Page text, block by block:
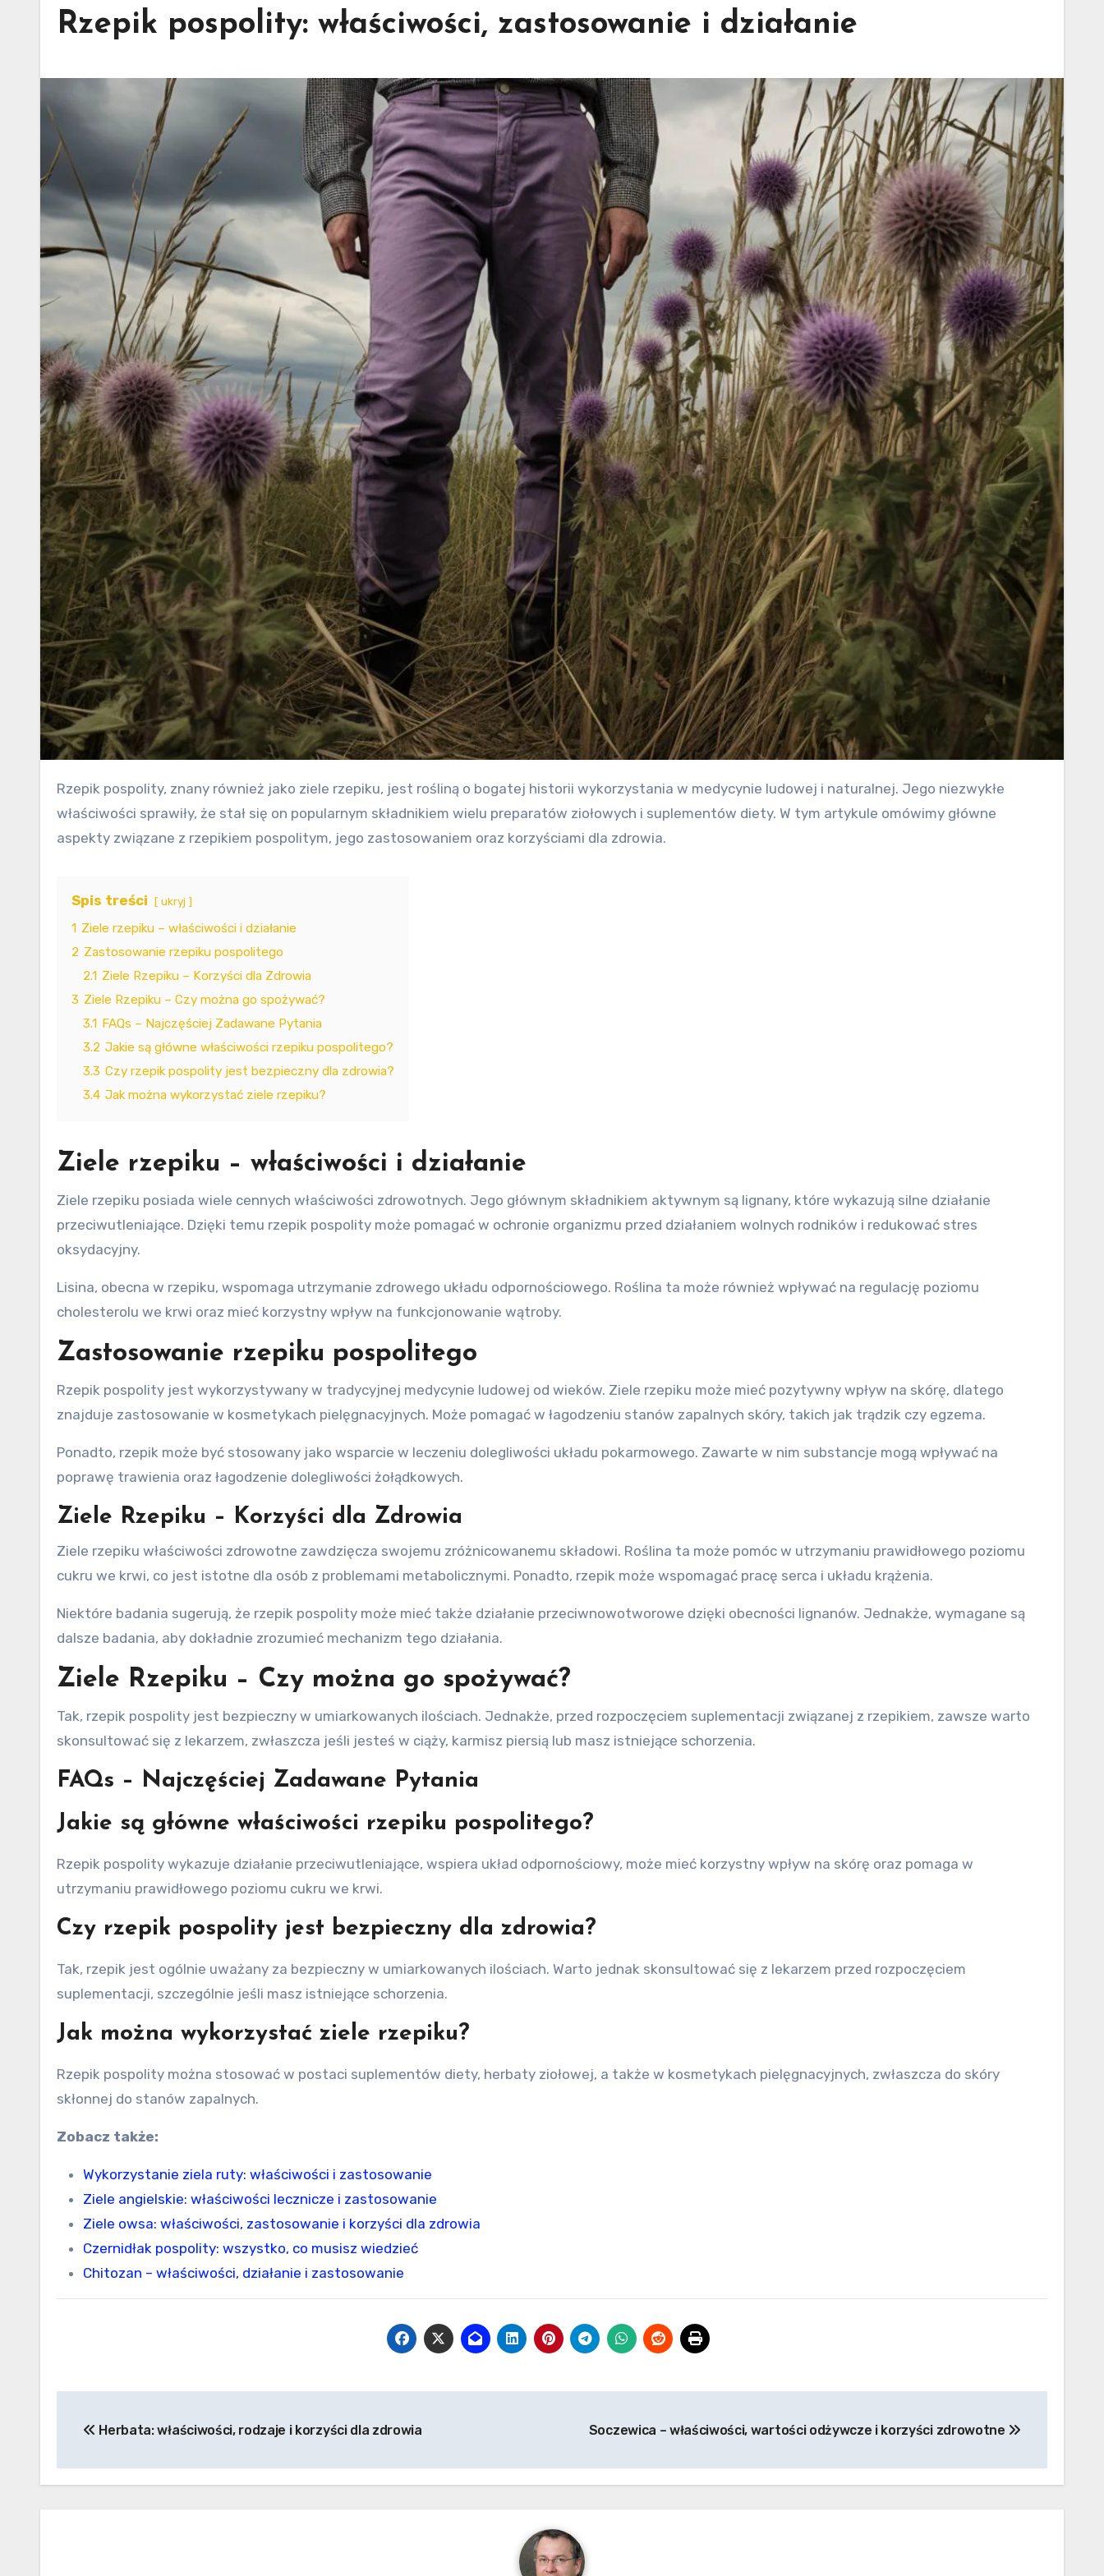
Rzepik pospolity: właściwości, zastosowanie i działanie
Rzepik pospolity, znany również jako ziele rzepiku, jest rośliną o bogatej historii wykorzystania w medycynie ludowej i naturalnej. Jego niezwykłe
właściwości sprawiły, że stał się on popularnym składnikiem wielu preparatów ziołowych i suplementów diety. W tym artykule omówimy główne
aspekty związane z rzepikiem pospolitym, jego zastosowaniem oraz korzyściami dla zdrowia.
Spis treści ukryj
1 Ziele rzepiku – właściwości i działanie
2 Zastosowanie rzepiku pospolitego
2.1 Ziele Rzepiku – Korzyści dla Zdrowia
3 Ziele Rzepiku – Czy można go spożywać?
3.1 FAQs – Najczęściej Zadawane Pytania
3.2 Jakie są główne właściwości rzepiku pospolitego?
3.3 Czy rzepik pospolity jest bezpieczny dla zdrowia?
3.4 Jak można wykorzystać ziele rzepiku?
Ziele rzepiku – właściwości i działanie
Ziele rzepiku posiada wiele cennych właściwości zdrowotnych. Jego głównym składnikiem aktywnym są lignany, które wykazują silne działanie
przeciwutleniające. Dzięki temu rzepik pospolity może pomagać w ochronie organizmu przed działaniem wolnych rodników i redukować stres
oksydacyjny.
Lisina, obecna w rzepiku, wspomaga utrzymanie zdrowego układu odpornościowego. Roślina ta może również wpływać na regulację poziomu
cholesterolu we krwi oraz mieć korzystny wpływ na funkcjonowanie wątroby.
Zastosowanie rzepiku pospolitego
Rzepik pospolity jest wykorzystywany w tradycyjnej medycynie ludowej od wieków. Ziele rzepiku może mieć pozytywny wpływ na skórę, dlatego
znajduje zastosowanie w kosmetykach pielęgnacyjnych. Może pomagać w łagodzeniu stanów zapalnych skóry, takich jak trądzik czy egzema.
Ponadto, rzepik może być stosowany jako wsparcie w leczeniu dolegliwości układu pokarmowego. Zawarte w nim substancje mogą wpływać na
poprawę trawienia oraz łagodzenie dolegliwości żołądkowych.
Ziele Rzepiku – Korzyści dla Zdrowia
Ziele rzepiku właściwości zdrowotne zawdzięcza swojemu zróżnicowanemu składowi. Roślina ta może pomóc w utrzymaniu prawidłowego poziomu
cukru we krwi, co jest istotne dla osób z problemami metabolicznymi. Ponadto, rzepik może wspomagać pracę serca i układu krążenia.
Niektóre badania sugerują, że rzepik pospolity może mieć także działanie przeciwnowotworowe dzięki obecności lignanów. Jednakże, wymagane są
dalsze badania, aby dokładnie zrozumieć mechanizm tego działania.
Ziele Rzepiku – Czy można go spożywać?
Tak, rzepik pospolity jest bezpieczny w umiarkowanych ilościach. Jednakże, przed rozpoczęciem suplementacji związanej z rzepikiem, zawsze warto
skonsultować się z lekarzem, zwłaszcza jeśli jesteś w ciąży, karmisz piersią lub masz istniejące schorzenia.
FAQs – Najczęściej Zadawane Pytania
Jakie są główne właściwości rzepiku pospolitego?
Rzepik pospolity wykazuje działanie przeciwutleniające, wspiera układ odpornościowy, może mieć korzystny wpływ na skórę oraz pomaga w
utrzymaniu prawidłowego poziomu cukru we krwi.
Czy rzepik pospolity jest bezpieczny dla zdrowia?
Tak, rzepik jest ogólnie uważany za bezpieczny w umiarkowanych ilościach. Warto jednak skonsultować się z lekarzem przed rozpoczęciem
suplementacji, szczególnie jeśli masz istniejące schorzenia.
Jak można wykorzystać ziele rzepiku?
Rzepik pospolity można stosować w postaci suplementów diety, herbaty ziołowej, a także w kosmetykach pielęgnacyjnych, zwłaszcza do skóry
skłonnej do stanów zapalnych.
Zobacz także:
Wykorzystanie ziela ruty: właściwości i zastosowanie
Ziele angielskie: właściwości lecznicze i zastosowanie
Ziele owsa: właściwości, zastosowanie i korzyści dla zdrowia
Czernidłak pospolity: wszystko, co musisz wiedzieć
Chitozan – właściwości, działanie i zastosowanie
wpisuHerbata: właściwości, rodzaje i korzyści dla zdrowia Soczewica – właściwości, wartości odżywcze i korzyści zdrowotne